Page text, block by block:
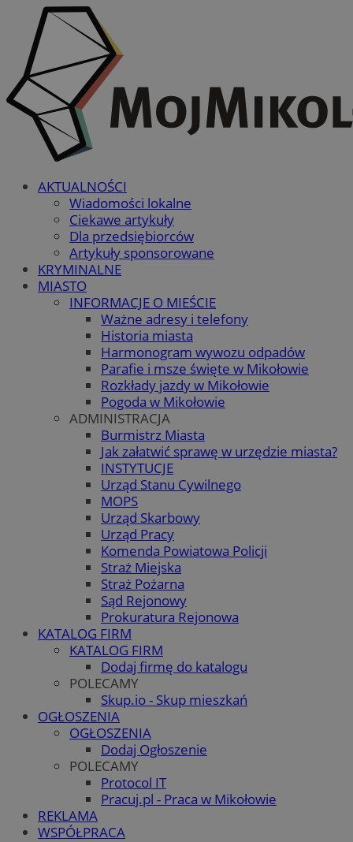
AKTUALNOŚCI
Wiadomości lokalne
Ciekawe artykuły
Dla przedsiębiorców
Artykuły sponsorowane
KRYMINALNE
MIASTO
INFORMACJE O MIEŚCIE
Ważne adresy i telefony
Historia miasta
Harmonogram wywozu odpadów
Parafie i msze święte w Mikołowie
Rozkłady jazdy w Mikołowie
Pogoda w Mikołowie
ADMINISTRACJA
Burmistrz Miasta
Jak załatwić sprawę w urzędzie miasta?
INSTYTUCJE
Urząd Stanu Cywilnego
MOPS
Urząd Skarbowy
Urząd Pracy
Komenda Powiatowa Policji
Straż Miejska
Straż Pożarna
Sąd Rejonowy
Prokuratura Rejonowa
KATALOG FIRM
KATALOG FIRM
Dodaj firmę do katalogu
POLECAMY
Skup.io - Skup mieszkań
OGŁOSZENIA
OGŁOSZENIA
Dodaj Ogłoszenie
POLECAMY
Protocol IT
Pracuj.pl - Praca w Mikołowie
REKLAMA
WSPÓŁPRACA